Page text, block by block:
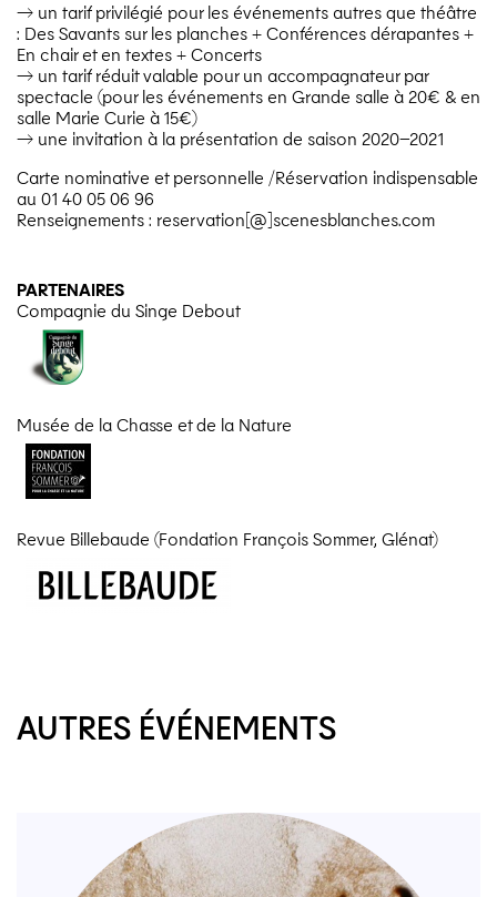
→ un tarif privilégié pour les événements autres que théâtre
: Des Savants sur les planches + Conférences dérapantes +
En chair et en textes + Concerts
→ un tarif réduit valable pour un accompagnateur par
spectacle (pour les événements en Grande salle à 20€ & en
salle Marie Curie à 15€)
→ une invitation à la présentation de saison 2020–2021
Carte nominative et personnelle /​Réservation indispensable
au 01 40 05 06 96
Renseignements : reservation[@]scenesblanches.com
PARTENAIRES
Compagnie du Singe Debout
Musée de la Chasse et de la Nature
Revue Billebaude (Fondation François Sommer, Glénat)
AUTRES ÉVÉNEMENTS